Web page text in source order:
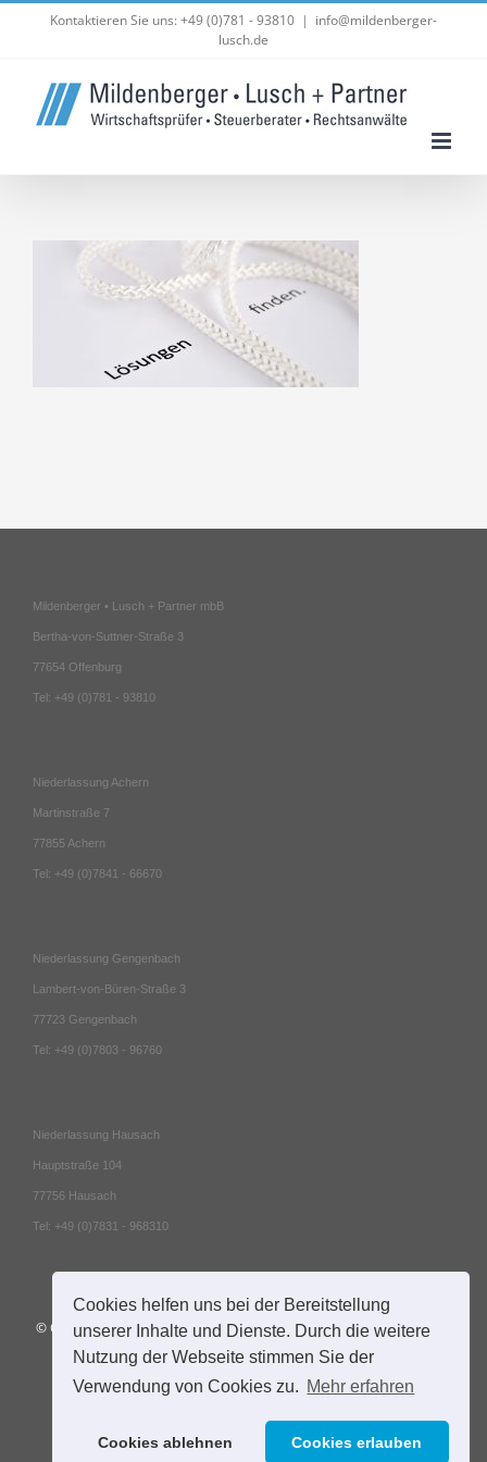
Cookies helfen uns bei der Bereitstellung
unserer Inhalte und Dienste. Durch die weitere
Nutzung der Webseite stimmen Sie der
Verwendung von Cookies zu. Mehr erfahren
Cookies ablehnen Cookies erlauben
Kontaktieren Sie uns: +49 (0)781 - 93810 | info@mildenberger-
lusch.de
Mildenberger • Lusch + Partner mbB
Bertha-von-Suttner-Straße 3
77654 Offenburg
Tel: +49 (0)781 - 93810
Niederlassung Achern
Martinstraße 7
77855 Achern
Tel: +49 (0)7841 - 66670
Niederlassung Gengenbach
Lambert-von-Büren-Straße 3
77723 Gengenbach
Tel: +49 (0)7803 - 96760
Niederlassung Hausach
Hauptstraße 104
77756 Hausach
Tel: +49 (0)7831 - 968310
© Copyright2026 Mildenberger • Lusch und Partner mbB | All Rights
Reserved |Impressum|Datenschutz | Webdesign:
www.drehcafe.de